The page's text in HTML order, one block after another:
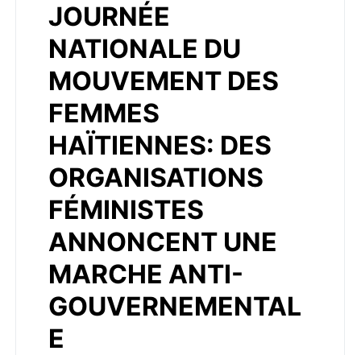
JOURNÉE
NATIONALE DU
MOUVEMENT DES
FEMMES
HAÏTIENNES: DES
ORGANISATIONS
FÉMINISTES
ANNONCENT UNE
MARCHE ANTI-
GOUVERNEMENTAL
E